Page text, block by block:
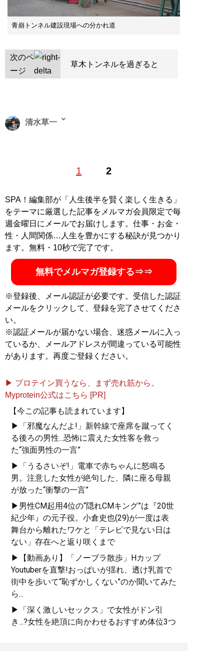
青崩トンネル建設現場への分かれ道
次のペ
ージ
草木トンネルを過ぎると
1 2
清水草一
そのフェラーリください!!
路の謎 』などの著作で道路交通ジャーナリストとしても
活動中
記事一覧へ
SPA！編集部が「人生後半を賢く楽しく生きる」
をテーマに厳選した記事をメルマガ会員限定で毎
週金曜日にメールでお届けします。仕事・お金・
性・人間関係…人生を豊かにする秘訣が見つかり
ます。無料・10秒で完了です。
無料でメルマガ登録する⇒⇒
※登録後、メール認証が必要です。受信した認証
メールをクリックして、登録を完了させてくださ
い。
※認証メールが届かない場合、迷惑メールに入っ
ているか、メールアドレスが間違っている可能性
があります。再度ご登録ください。
▶ プロテイン買うなら、まず売れ筋から。
Myprotein公式はこちら [PR]
【今この記事も読まれています】
▶「邪魔なんだよ!」新幹線で座席を蹴ってく
る後ろの男性...恐怖に震えた女性客を救っ
た“強面男性の一言”
▶「うるさいぞ!」電車で赤ちゃんに怒鳴る
男。注意した女性が絶句した、隣に座る母親
が放った“衝撃の一言”
▶男性CM起用4位の“隠れCMキング”は『20世
紀少年』の元子役。小倉史也(29)が一度は表
舞台から離れたワケと「テレビで見ない日は
ない」存在へと返り咲くまで
▶【動画あり】「ノーブラ散歩」Hカップ
Youtuberを直撃!おっぱいが揺れ、透け乳首で
街中を歩いて“恥ずかしくない”のか聞いてみた
ら...
▶「深く激しいセックス」で女性がドン引
き...?女性を絶頂に向かわせるおすすめ体位3つ